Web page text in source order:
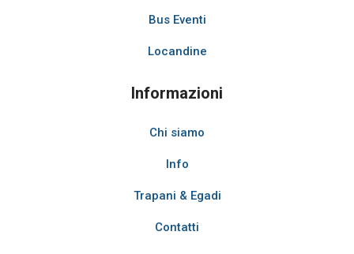
Bus Eventi
Locandine
Informazioni
Chi siamo
Info
Trapani & Egadi
Contatti